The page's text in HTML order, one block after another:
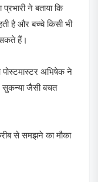
ने बताया कि
है और बच्चे किसी भी
हैं।
पोस्टमास्टर अभिषेक ने
सुकन्या जैसी बचत
से समझने का मौका